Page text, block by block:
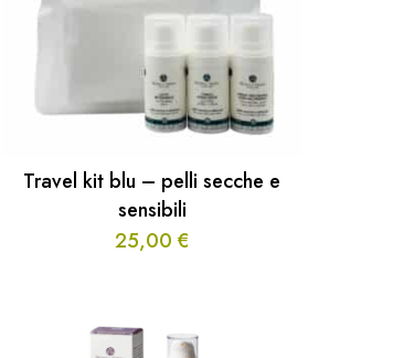
Travel kit blu – pelli secche e
sensibili
25,00€